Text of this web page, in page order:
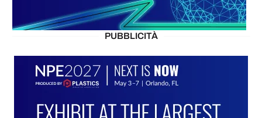
PUBBLICITÀ